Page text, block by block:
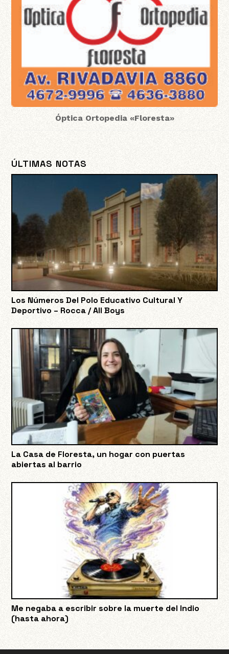
Óptica Ortopedia «Floresta»
ÚLTIMAS NOTAS
Los Números Del Polo Educativo Cultural Y
Deportivo – Rocca / All Boys
La Casa de Floresta, un hogar con puertas
abiertas al barrio
Me negaba a escribir sobre la muerte del Indio
(hasta ahora)